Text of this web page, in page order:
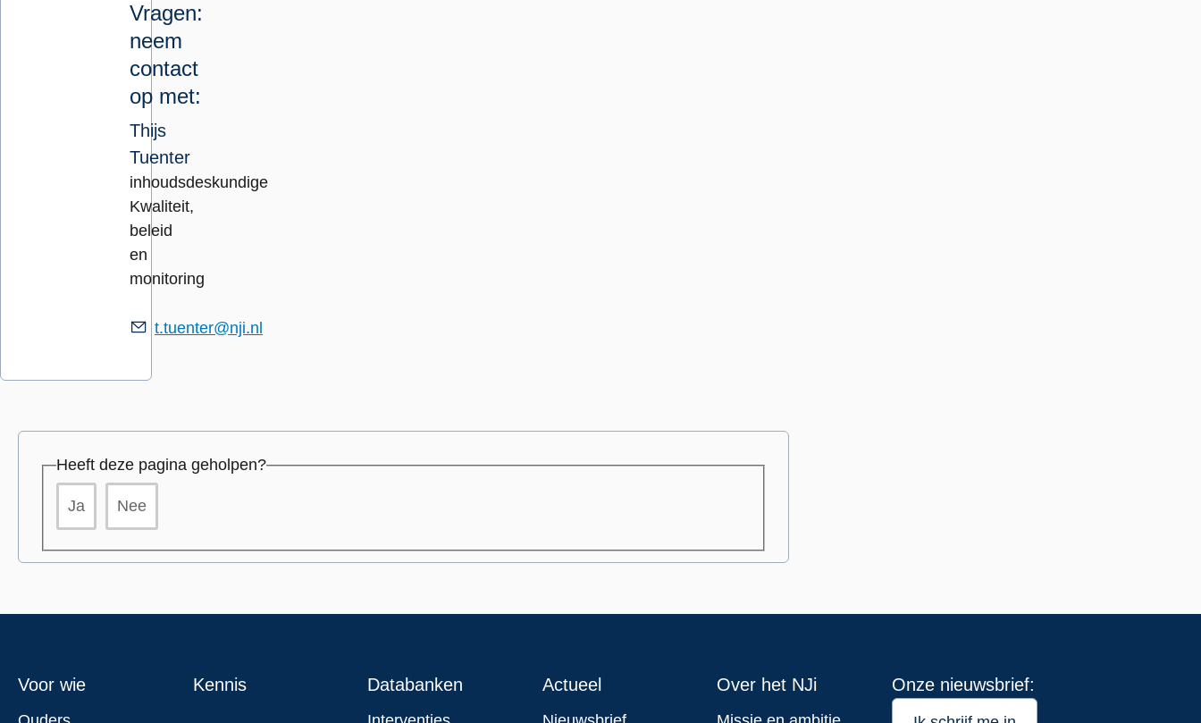
Vragen:
neem
contact
op met:
Thijs
Tuenter
inhoudsdeskundige
Kwaliteit,
beleid
en
monitoring
t.tuenter@nji.nl
Heeft deze pagina geholpen?
Ja Nee
Footer
Voor wie Kennis Databanken Actueel Over het NJi Onze nieuwsbrief: